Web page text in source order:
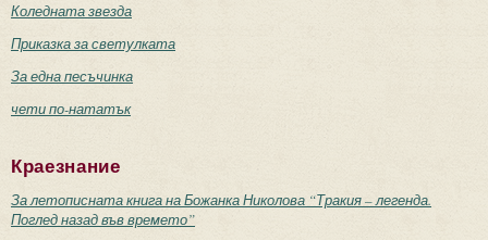
Коледната звезда
Приказка за светулката
За една песъчинка
чети по-нататък
Краезнание
За летописната книга на Божанка Николова “Тракия – легенда.
Поглед назад във времето”